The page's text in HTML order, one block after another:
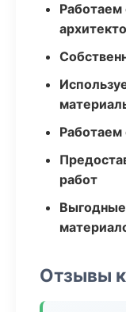
Работаем
Работаем
работ
Отзывы